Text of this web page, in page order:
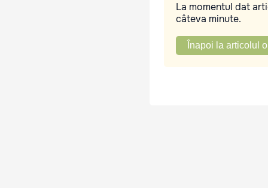
La momentul dat
câteva minute.
Înapoi la articolul